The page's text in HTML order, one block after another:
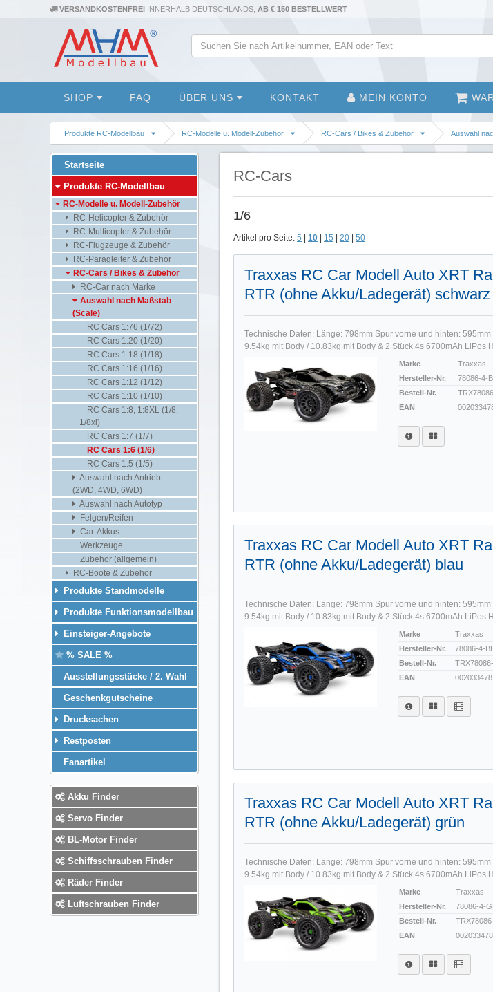
VERSANDKOSTENFREI INNERHALB DEUTSCHLANDS, AB € 150 BESTELLWERT
SHOP FAQ ÜBER UNS KONTAKT MEIN KONTO
Produkte RC-Modellbau RC-Modelle u. Modell-Zubehör RC-Cars / Bikes & Zubehör Auswahl
RC-Cars
1/6
Artikel pro Seite: 5 10 15 20 50
Traxxas RC Car Modell Auto XRT
RTR (ohne Akku/Ladegerät) schwarz
Technische Daten: Länge: 798mm Spur vorne und hinten:
9.54kg mit Body / 10.83kg mit Body & 2 Stück 4s 6700mAh LiPos
Marke
Traxxas
Hersteller-Nr.
78086-4-
Bestell-Nr.
EAN
Traxxas RC Car Modell Auto XRT
RTR (ohne Akku/Ladegerät) blau
Technische Daten: Länge: 798mm Spur vorne und hinten:
9.54kg mit Body / 10.83kg mit Body & 2 Stück 4s 6700mAh LiPos
Marke
Traxxas
Hersteller-Nr.
78086-4-
Bestell-Nr.
EAN
Traxxas RC Car Modell Auto XRT
RTR (ohne Akku/Ladegerät) grün
Technische Daten: Länge: 798mm Spur vorne und hinten:
9.54kg mit Body / 10.83kg mit Body & 2 Stück 4s 6700mAh LiPos
Marke
Traxxas
Hersteller-Nr.
78086-4-
Bestell-Nr.
EAN
Startseite
Produkte RC-Modellbau
RC-Modelle u. Modell-Zubehör
RC-Helicopter & Zubehör
RC-Multicopter & Zubehör
RC-Flugzeuge & Zubehör
RC-Paragleiter & Zubehör
RC-Cars / Bikes & Zubehör
RC-Car nach Marke
Auswahl nach Maßstab
(Scale)
RC Cars 1:76 (1/72)
RC Cars 1:20 (1/20)
RC Cars 1:18 (1/18)
RC Cars 1:16 (1/16)
RC Cars 1:12 (1/12)
RC Cars 1:10 (1/10)
RC Cars 1:8, 1:8XL (1/8,
1/8xl)
RC Cars 1:7 (1/7)
RC Cars 1:6 (1/6)
RC Cars 1:5 (1/5)
Auswahl nach Antrieb
(2WD, 4WD, 6WD)
Auswahl nach Autotyp
Felgen/Reifen
Car-Akkus
Werkzeuge
Zubehör (allgemein)
RC-Boote & Zubehör
Produkte Standmodelle
Produkte Funktionsmodellbau
Einsteiger-Angebote
% SALE %
Ausstellungsstücke / 2. Wahl
Geschenkgutscheine
Drucksachen
Restposten
Fanartikel
Akku Finder
Servo Finder
BL-Motor Finder
Schiffsschrauben Finder
Räder Finder
Luftschrauben Finder